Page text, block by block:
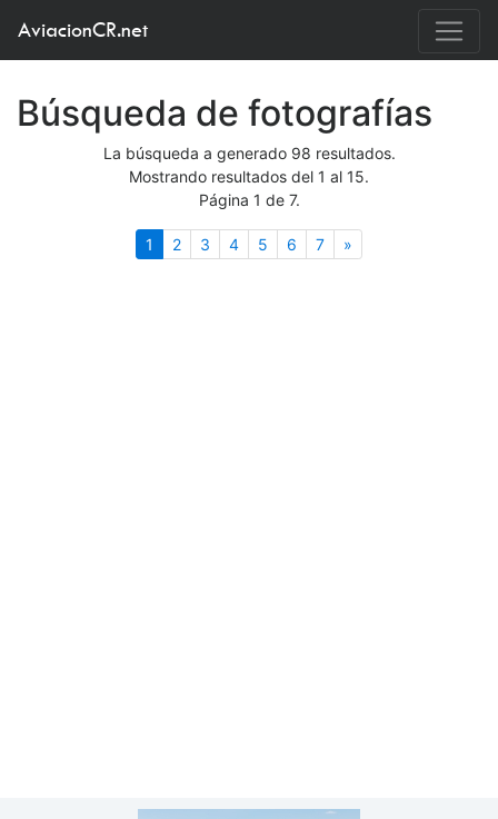
AviacionCR.net
Búsqueda de fotografías
La búsqueda a generado 98 resultados.
Mostrando resultados del 1 al 15.
Página 1 de 7.
1 (actual)
2 3 4 5 6 7 »